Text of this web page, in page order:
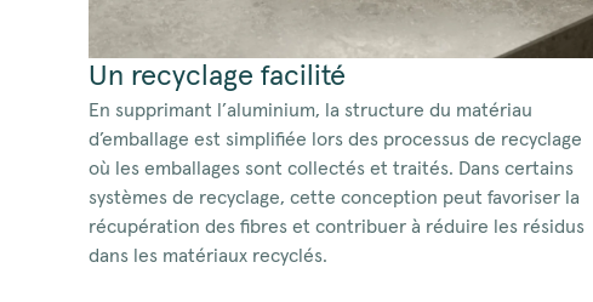
Un recyclage facilité
En supprimant l’aluminium, la structure du matériau
d’emballage est simplifiée lors des processus de recyclage
où les emballages sont collectés et traités. Dans certains
systèmes de recyclage, cette conception peut favoriser la
récupération des fibres et contribuer à réduire les résidus
dans les matériaux recyclés.